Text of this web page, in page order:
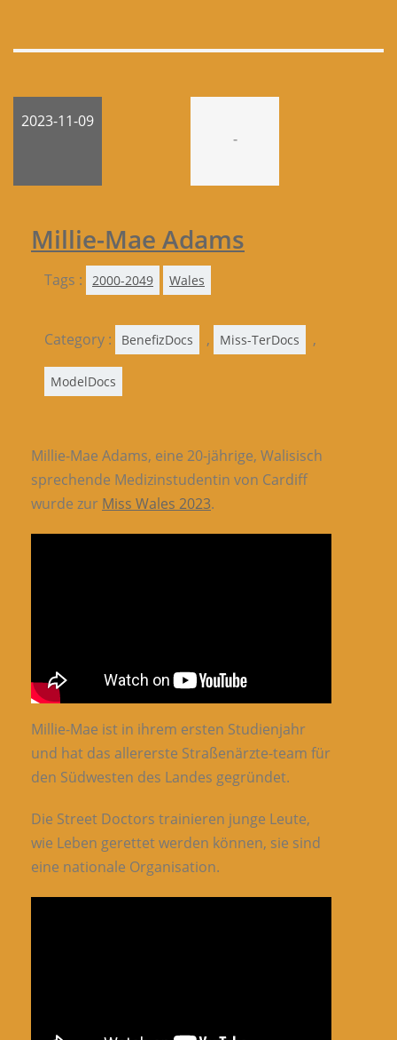
2023-11-09
-
Millie-Mae Adams
Tags : 2000-2049 Wales
Category : BenefizDocs , Miss-TerDocs ,
ModelDocs
Millie-Mae Adams, eine 20-jährige, Walisisch
sprechende Medizinstudentin von Cardiff
wurde zur Miss Wales 2023.
Millie-Mae ist in ihrem ersten Studienjahr
und hat das allererste Straßenärzte-team für
den Südwesten des Landes gegründet.
Die Street Doctors trainieren junge Leute,
wie Leben gerettet werden können, sie sind
eine nationale Organisation.